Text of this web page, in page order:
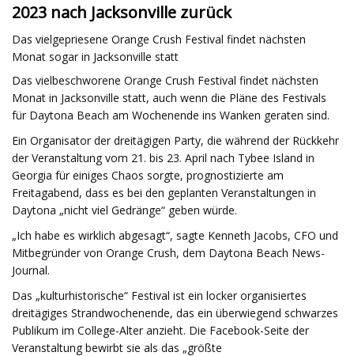
2023 nach Jacksonville zurück
Das vielgepriesene Orange Crush Festival findet nächsten
Monat sogar in Jacksonville statt
Das vielbeschworene Orange Crush Festival findet nächsten
Monat in Jacksonville statt, auch wenn die Pläne des Festivals
für Daytona Beach am Wochenende ins Wanken geraten sind.
Ein Organisator der dreitägigen Party, die während der Rückkehr
der Veranstaltung vom 21. bis 23. April nach Tybee Island in
Georgia für einiges Chaos sorgte, prognostizierte am
Freitagabend, dass es bei den geplanten Veranstaltungen in
Daytona „nicht viel Gedränge“ geben würde.
„Ich habe es wirklich abgesagt“, sagte Kenneth Jacobs, CFO und
Mitbegründer von Orange Crush, dem Daytona Beach News-
Journal.
Das „kulturhistorische“ Festival ist ein locker organisiertes
dreitägiges Strandwochenende, das ein überwiegend schwarzes
Publikum im College-Alter anzieht. Die Facebook-Seite der
Veranstaltung bewirbt sie als das „größte